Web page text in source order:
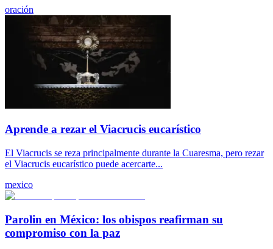
oración
Aprende a rezar el Viacrucis eucarístico
El Viacrucis se reza principalmente durante la Cuaresma, pero rezar
el Viacrucis eucarístico puede acercarte...
mexico
Parolin en México: los obispos reafirman su
compromiso con la paz